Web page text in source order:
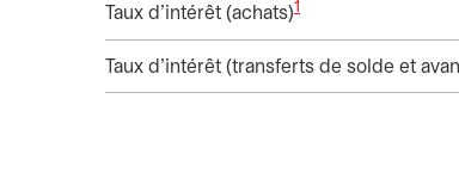
Taux d’intérêt (achats)1
Taux d’intérêt (transferts de solde et